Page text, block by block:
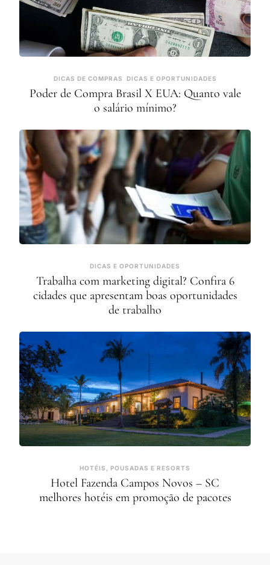
DICAS DE COMPRAS DICAS E OPORTUNIDADES
Poder de Compra Brasil X EUA: Quanto vale
o salário mínimo?
DICAS E OPORTUNIDADES
Trabalha com marketing digital? Confira 6
cidades que apresentam boas oportunidades
de trabalho
HOTÉIS, POUSADAS E RESORTS
Hotel Fazenda Campos Novos – SC
melhores hotéis em promoção de pacotes